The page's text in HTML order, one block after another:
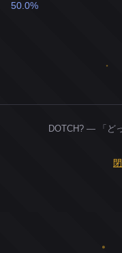
50.0%
DOTCH? — 「ど